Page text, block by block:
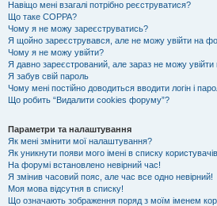
Навіщо мені взагалі потрібно реєструватися?
Що таке COPPA?
Чому я не можу зареєструватись?
Я щойно зареєструвався, але не можу увійти на
Чому я не можу увійти?
Я давно зареєстрований, але зараз не можу
Я забув свій пароль
Чому мені постійно доводиться вводити логін і
Що робить “Видалити cookies форуму”?
Параметри та налаштування
Як мені змінити мої налаштування?
Як уникнути появи мого імені в списку
На форумі встановлено невірний час!
Я змінив часовий пояс, але час все одно невірний!
Моя мова відсутня в списку!
Що означають зображення поряд з моїм іменем